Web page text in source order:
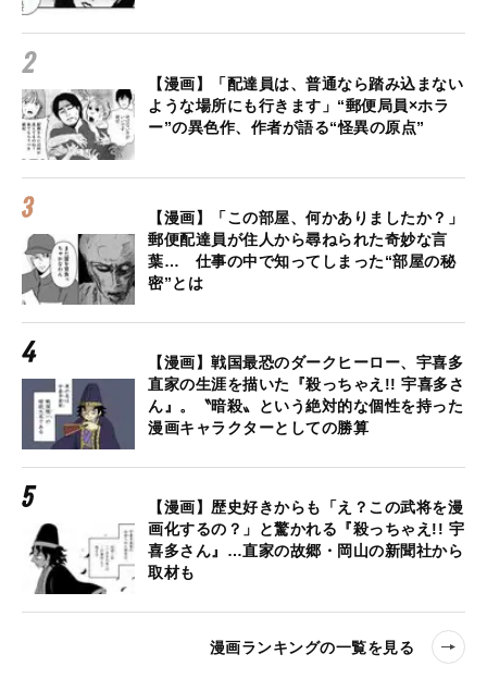
【漫画】「配達員は、普通なら踏み込まない
ような場所にも行きます」“郵便局員×ホラ
ー”の異色作、作者が語る“怪異の原点”
【漫画】「この部屋、何かありましたか？」
郵便配達員が住人から尋ねられた奇妙な言
葉… 仕事の中で知ってしまった“部屋の秘
密”とは
【漫画】戦国最恐のダークヒーロー、宇喜多
直家の生涯を描いた『殺っちゃえ!! 宇喜多さ
ん』。〝暗殺〟という絶対的な個性を持った
漫画キャラクターとしての勝算
【漫画】歴史好きからも「え？この武将を漫
画化するの？」と驚かれる『殺っちゃえ!! 宇
喜多さん』…直家の故郷・岡山の新聞社から
取材も
漫画ランキングの一覧を見る